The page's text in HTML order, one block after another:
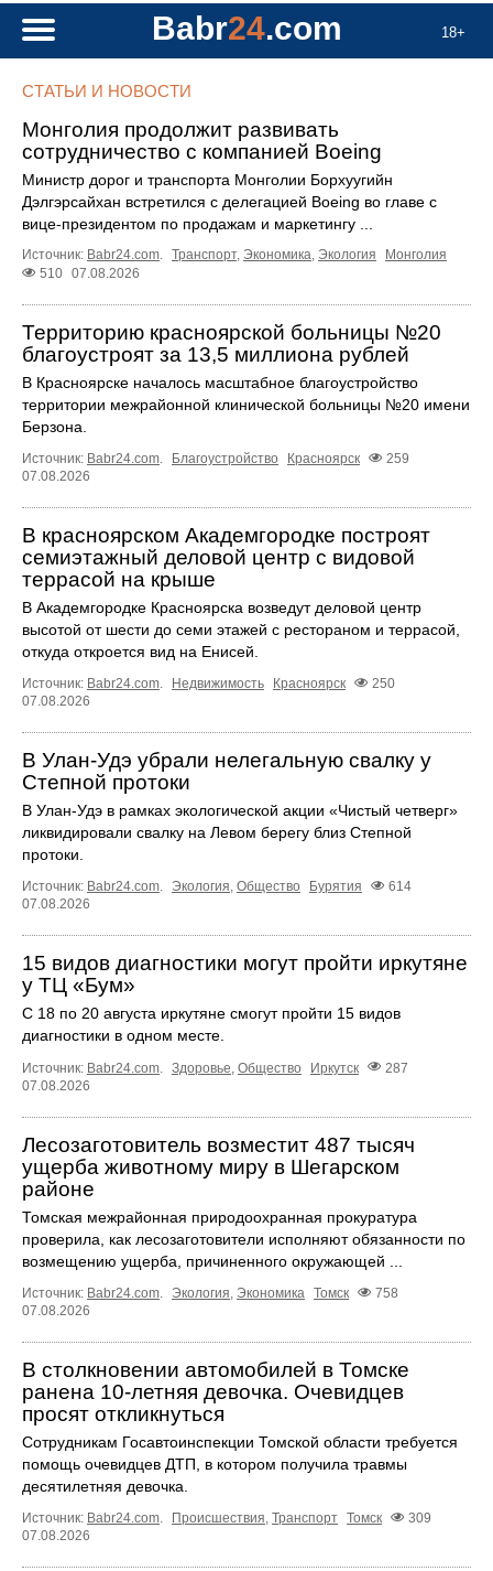
18+
Babr24.com
СТАТЬИ И НОВОСТИ
Монголия продолжит развивать
сотрудничество с компанией Boeing
Министр дорог и транспорта Монголии Борхуугийн
Дэлгэрсайхан встретился с делегацией Boeing во главе с
вице-президентом по продажам и маркетингу ...
Источник: Babr24.com. Транспорт, Экономика, Экология
Монголия
510 07.08.2026
Территорию красноярской больницы №20
благоустроят за 13,5 миллиона рублей
В Красноярске началось масштабное благоустройство
территории межрайонной клинической больницы №20 имени
Берзона.
Источник: Babr24.com. Благоустройство Красноярск
259
07.08.2026
В красноярском Академгородке построят
семиэтажный деловой центр с видовой
террасой на крыше
В Академгородке Красноярска возведут деловой центр
высотой от шести до семи этажей с рестораном и террасой,
откуда откроется вид на Енисей.
Источник: Babr24.com. Недвижимость Красноярск
250
07.08.2026
В Улан-Удэ убрали нелегальную свалку у
Степной протоки
В Улан-Удэ в рамках экологической акции «Чистый четверг»
ликвидировали свалку на Левом берегу близ Степной
протоки.
Источник: Babr24.com. Экология, Общество Бурятия
614
07.08.2026
15 видов диагностики могут пройти иркутяне
у ТЦ «Бум»
С 18 по 20 августа иркутяне смогут пройти 15 видов
диагностики в одном месте.
Источник: Babr24.com Здоровье Общество Иркутск
287
07.08.2026
Лесозаготовитель возместит 487 тысяч
ущерба животному миру в Шегарском
районе
Томская межрайонная природоохранная прокуратура
проверила, как лесозаготовители исполняют обязанности по
возмещению ущерба, причиненного окружающей ...
Источник: Babr24.com Экология Экономика Томск
758
07.08.2026
В столкновении автомобилей в Томске
ранена 10-летняя девочка. Очевидцев
просят откликнуться
Сотрудникам Госавтоинспекции Томской области требуется
помощь очевидцев ДТП, в котором получила травмы
десятилетняя девочка.
Источник: Babr24.com Происшествия Транспорт Томск
309
07.08.2026